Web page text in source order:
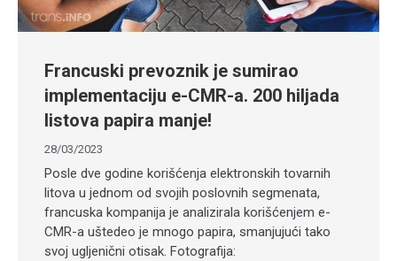
Francuski prevoznik je sumirao
implementaciju e-CMR-a. 200 hiljada
listova papira manje!
28/03/2023
Posle dve godine korišćenja elektronskih tovarnih
litova u jednom od svojih poslovnih segmenata,
francuska kompanija je analizirala korišćenjem e-
CMR-a uštedeo je mnogo papira, smanjujući tako
svoj ugljenični otisak. Fotografija: